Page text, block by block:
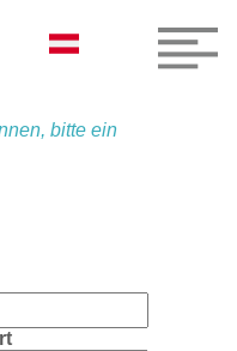
bitte ein